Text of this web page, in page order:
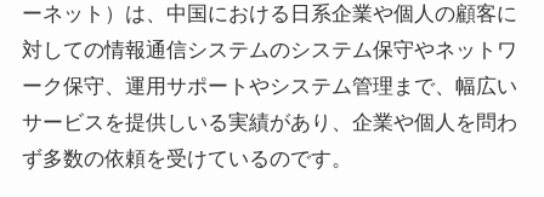
ーネット）は、中国における日系企業や個人の顧客に
対しての情報通信システムのシステム保守やネットワ
ーク保守、運用サポートやシステム管理まで、幅広い
サービスを提供しいる実績があり、企業や個人を問わ
ず多数の依頼を受けているのです。